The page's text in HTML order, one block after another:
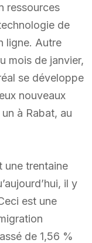
ressources
de
ligne. Autre
mois de janvier,
se développe
nouveaux
à Rabat, au
une trentaine
il y
est une
de 1,56 %